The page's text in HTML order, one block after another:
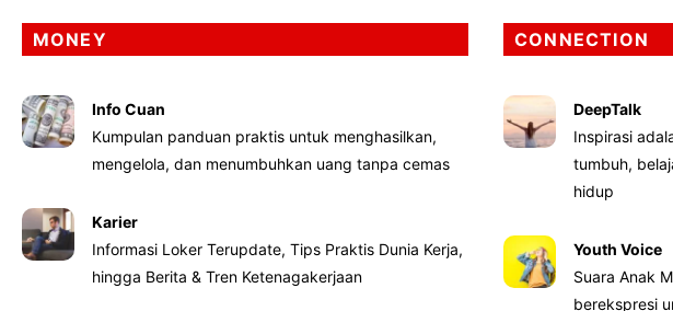
MONEY
Info Cuan
Kumpulan panduan praktis untuk menghasilkan,
mengelola, dan menumbuhkan uang tanpa cemas
Karier
Informasi Loker Terupdate, Tips Praktis Dunia Kerja,
hingga Berita & Tren Ketenagakerjaan
CONNECTION
DeepTalk
Inspirasi
tumbuh,
hidup
Youth Voice
Suara Anak
berekspresi